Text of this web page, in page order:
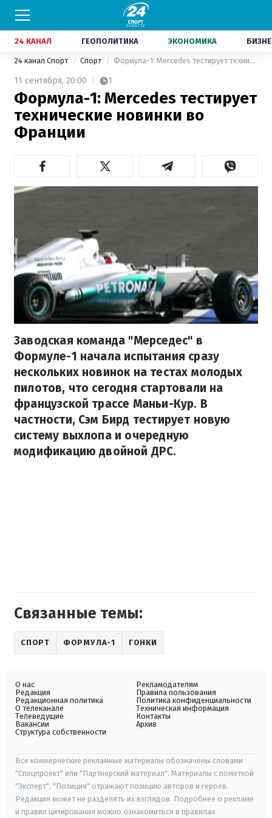
24 КАНАЛ ГЕОПОЛИТИКА ЭКОНОМИКА
24 канал Спорт Спорт Формула-1: Mercedes тестирует технические новинки во Франции
11 сентября, 20:00 1
Формула-1: Mercedes тестирует
технические новинки во
Франции
Заводская команда "Мерседес" в
Формуле-1 начала испытания сразу
нескольких новинок на тестах молодых
пилотов, что сегодня стартовали на
французской трассе Маньи-Кур. В
частности, Сэм Бирд тестирует новую
систему выхлопа и очередную
модификацию двойной ДРС.
Связанные темы:
СПОРТ ФОРМУЛА-1 ГОНКИ
О нас
Редакция
Редакционная политика
О телеканале
Телеведущие
Вакансии
Структура собственности
Рекламодателям
Правила пользования
Политика конфиденциальности
Техническая информация
Контакты
Архив
Все коммерческие рекламные материалы обозначены словами
"Спецпроект" или "Партнерский материал". Материалы с пометкой
"Эксперт", "Позиция" отражают позицию авторов и героев.
Редакция может не разделять их взглядов. Подробнее о рекламе
и правил цитирования можно ознакомиться в правилах